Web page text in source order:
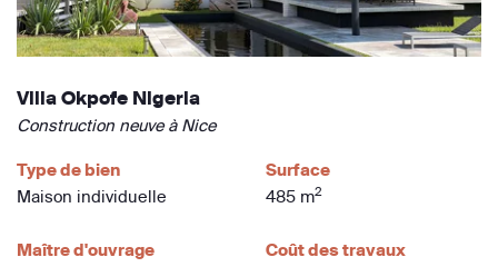
Villa Okpofe Nigeria
Construction neuve à Nice
Type de bien
Maison individuelle
Surface
485 m2
Maître d'ouvrage
Coût des travaux